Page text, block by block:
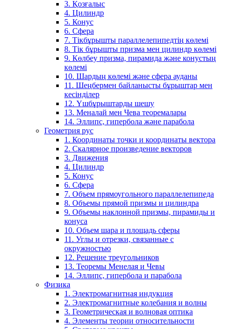
3. Қозғалыс
4. Цилиндр
5. Конус
6. Сфера
7. Тікбұрышты параллелепипедтің көлемі
8. Тік бұрышты призма мен цилиндр көлемі
9. Көлбеу призма, пирамида және конустың
көлемі
10. Шардың көлемі және сфера ауданы
11. Шеңбермен байланысты бұрыштар мен
кесінділер
12. Үшбұрыштарды шешу
13. Меналай мен Чева теоремалары
14. Эллипс, гипербола және парабола
Геометрия рус
1. Координаты точки и координаты вектора
2. Скалярное произведение векторов
3. Движения
4. Цилиндр
5. Конус
6. Сфера
7. Объем прямоугольного параллелепипеда
8. Объемы прямой призмы и цилиндра
9. Объемы наклонной призмы, пирамиды и
конуса
10. Объем шара и площадь сферы
11. Углы и отрезки, связанные с
окружностью
12. Решение треугольников
13. Теоремы Менелая и Чевы
14. Эллипс, гипербола и парабола
Физика
1. Электромагнитная индукция
2. Электромагнитные колебания и волны
3. Геометрическая и волновая оптика
4. Элементы теории относительности